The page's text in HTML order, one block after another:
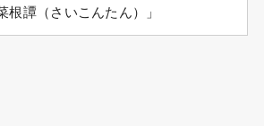
根譚（さいこんたん）」